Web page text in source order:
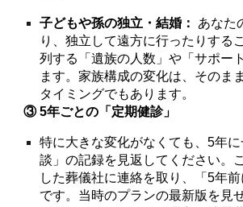
子どもや孫の独立・結婚：
あなた
り、独立して遠方に行ったりする
列する「遺族の人数」や「サポー
ます。家族構成の変化は、そのま
タイミングでもあります。
③ 5年ごとの「定期健診」
特に大きな変化がなくても、5年
談」の記録を見返してください。
した葬儀社に連絡を取り、「5年
です。当時のプランの最新版を見